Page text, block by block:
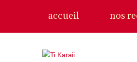
accueil nos